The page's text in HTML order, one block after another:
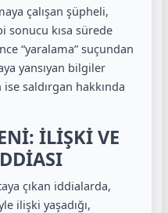
çalışan şüpheli,
sonucu kısa sürede
“yaralama” suçundan
yansıyan bilgiler
ise saldırgan hakkında
İLİŞKİ VE
çıkan iddialarda,
ilişki yaşadığı,